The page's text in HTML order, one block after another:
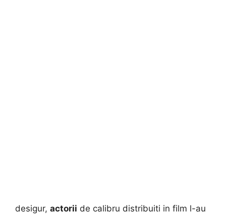
desigur, actorii de calibru distribuiti in film l-au